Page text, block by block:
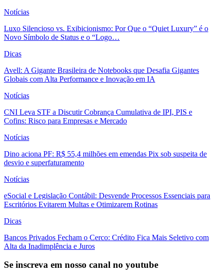
Notícias
Luxo Silencioso vs. Exibicionismo: Por Que o “Quiet Luxury” é o
Novo Símbolo de Status e o “Logo…
Dicas
Avell: A Gigante Brasileira de Notebooks que Desafia Gigantes
Globais com Alta Performance e Inovação em IA
Notícias
CNI Leva STF a Discutir Cobrança Cumulativa de IPI, PIS e
Cofins: Risco para Empresas e Mercado
Notícias
Dino aciona PF: R$ 55,4 milhões em emendas Pix sob suspeita de
desvio e superfaturamento
Notícias
eSocial e Legislação Contábil: Desvende Processos Essenciais para
Escritórios Evitarem Multas e Otimizarem Rotinas
Dicas
Bancos Privados Fecham o Cerco: Crédito Fica Mais Seletivo com
Alta da Inadimplência e Juros
Se inscreva em nosso canal no youtube